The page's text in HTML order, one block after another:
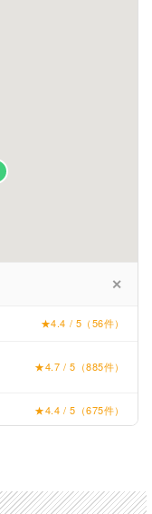
✕
★4.4 / 5（56件）
★4.7 / 5（885件）
★4.4 / 5（675件）